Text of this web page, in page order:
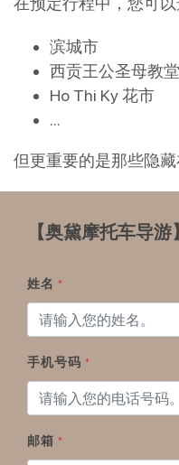
滨城市
西贡王公圣母教堂
Ho Thi Ky 花市
…
但更重要的是那些隐藏
【奥黛摩托车导游】
姓名 *
手机号码 *
邮箱 *